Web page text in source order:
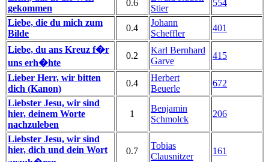
gekommen
0.6
Stier
554
Liebe, die du mich zum
Bilde
0.4
Johann
Scheffler
401
Liebe, du ans Kreuz f�r
uns erh�hte
0.2
Karl Bernhard
Garve
415
Lieber Herr, wir bitten
dich (Kanon)
0.4
Herbert
Beuerle
672
Liebster Jesu, wir sind
hier, deinem Worte
nachzuleben
1
Benjamin
Schmolck
206
Liebster Jesu, wir sind
hier, dich und dein Wort
0.7
Tobias
Clausnitzer
161